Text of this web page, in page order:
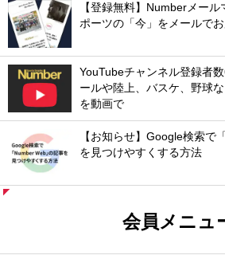
【登録無料】Numberメー
ポーツの「今」をメールでお
YouTubeチャンネル登録者
ールや陸上、バスケ、野球
を動画で
【お知らせ】Google検索で
を見つけやすくする方法
会員メニュ